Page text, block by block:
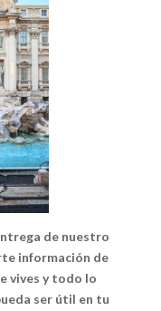
de nuestro
información de
vives y todo lo
ser útil en tu